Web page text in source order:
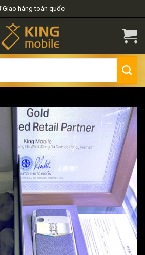
Giao hàng toàn quốc